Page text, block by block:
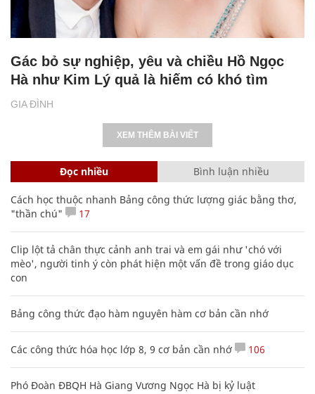
GIA ĐÌNH
Gác bỏ sự nghiệp, yêu và chiều Hồ Ngọc
Hà như Kim Lý quả là hiếm có khó tìm
XEM THÊM BÀI VIẾT
Đọc nhiều Bình luận nhiều
Cách học thuộc nhanh Bảng công thức lượng giác bằng thơ,
"thần chú"
17
Clip lột tả chân thực cảnh anh trai và em gái như 'chó với
mèo', người tinh ý còn phát hiện một vấn đề trong giáo dục
con
Bảng công thức đạo hàm nguyên hàm cơ bản cần nhớ
Các công thức hóa học lớp 8, 9 cơ bản cần nhớ 106
Phó Đoàn ĐBQH Hà Giang Vương Ngọc Hà bị kỷ luật